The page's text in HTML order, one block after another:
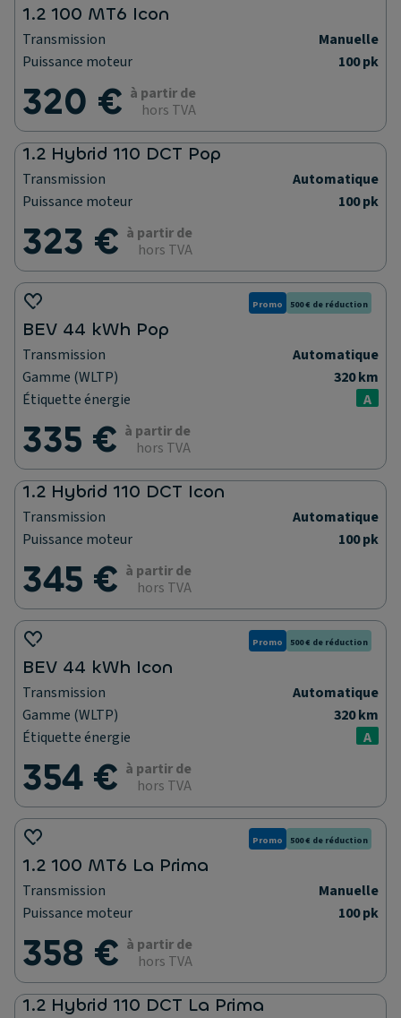
1.2 100 MT6 Icon
Transmission
Manuelle
Puissance moteur
100 pk
320 € à partir de
hors TVA
1.2 Hybrid 110 DCT Pop
Transmission
Automatique
Puissance moteur
100 pk
323 € à partir de
hors TVA
Promo 500 € de réduction
BEV 44 kWh Pop
Transmission
Automatique
Gamme (WLTP)
320 km
Étiquette énergie
A
335 € à partir de
hors TVA
1.2 Hybrid 110 DCT Icon
Transmission
Automatique
Puissance moteur
100 pk
345 € à partir de
hors TVA
Promo 500 € de réduction
BEV 44 kWh Icon
Transmission
Automatique
Gamme (WLTP)
320 km
Étiquette énergie
A
354 € à partir de
hors TVA
Promo 500 € de réduction
1.2 100 MT6 La Prima
Transmission
Manuelle
Puissance moteur
100 pk
358 € à partir de
hors TVA
1.2 Hybrid 110 DCT La Prima